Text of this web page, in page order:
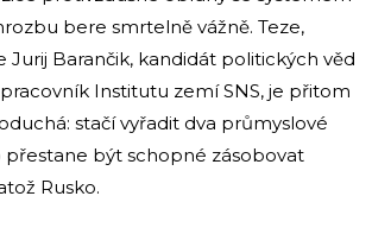
bere smrtelně vážně. Teze,
Barančik, kandidát politických věd
Institutu zemí SNS, je přitom
stačí vyřadit dva průmyslové
přestane být schopné zásobovat
Rusko.